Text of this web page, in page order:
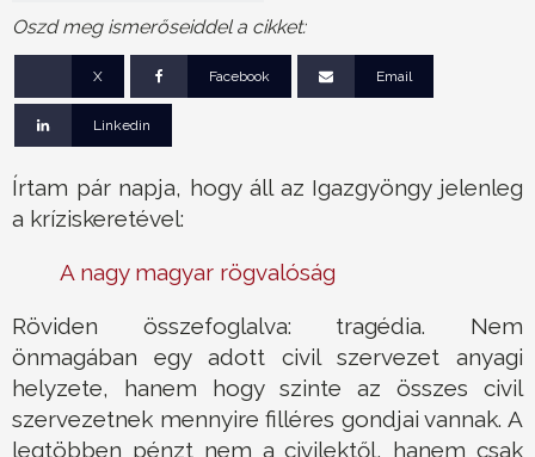
Oszd meg ismerőseiddel a cikket:
X Facebook Email
Linkedin
Írtam pár napja, hogy áll az Igazgyöngy jelenleg
a kríziskeretével:
A nagy magyar rögvalóság
Röviden összefoglalva: tragédia. Nem
önmagában egy adott civil szervezet anyagi
helyzete, hanem hogy szinte az összes civil
szervezetnek mennyire filléres gondjai vannak. A
legtöbben pénzt nem a civilektől, hanem csak